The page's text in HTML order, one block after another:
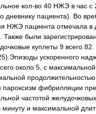
кол-во 40 НЖЭ в час с
дневнику пациента). Во
НЖЭ пациента отмечала в
Также были
куплеты 9 всего
ускоренного
около 5, с
пароксизм фибрилляции
частотой
минуту и максимальной